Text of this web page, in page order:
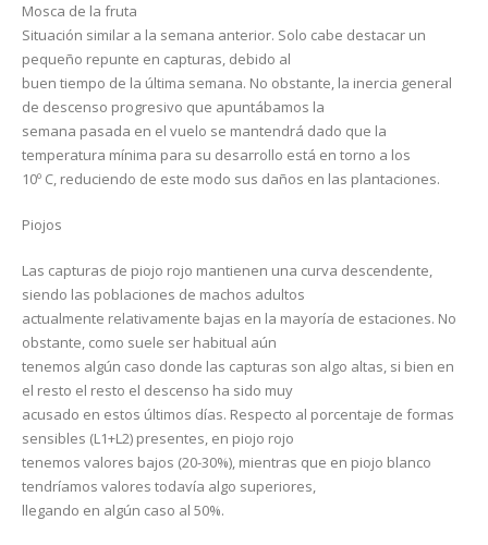
Mosca de la fruta
Situación similar a la semana anterior. Solo cabe destacar un
pequeño repunte en capturas, debido al
buen tiempo de la última semana. No obstante, la inercia general
de descenso progresivo que apuntábamos la
semana pasada en el vuelo se mantendrá dado que la
temperatura mínima para su desarrollo está en torno a los
10º C, reduciendo de este modo sus daños en las plantaciones.
Piojos
Las capturas de piojo rojo mantienen una curva descendente,
siendo las poblaciones de machos adultos
actualmente relativamente bajas en la mayoría de estaciones. No
obstante, como suele ser habitual aún
tenemos algún caso donde las capturas son algo altas, si bien en
el resto el resto el descenso ha sido muy
acusado en estos últimos días. Respecto al porcentaje de formas
sensibles (L1+L2) presentes, en piojo rojo
tenemos valores bajos (20-30%), mientras que en piojo blanco
tendríamos valores todavía algo superiores,
llegando en algún caso al 50%.